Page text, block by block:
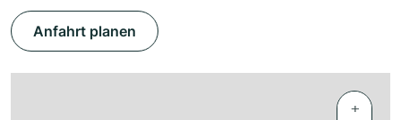
Anfahrt planen
+